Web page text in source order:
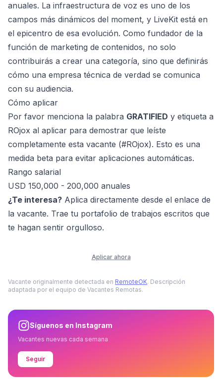
anuales. La infraestructura de voz es uno de los
campos más dinámicos del moment, y LiveKit está en
el epicentro de esa evolución. Como fundador de la
función de marketing de contenidos, no solo
contribuirás a crear una categoría, sino que definirás
cómo una empresa técnica de verdad se comunica
con su audiencia.
Cómo aplicar
Por favor menciona la palabra GRATIFIED y etiqueta a
ROjox al aplicar para demostrar que leíste
completamente esta vacante (#ROjox). Esto es una
medida beta para evitar aplicaciones automáticas.
Rango salarial
USD 150,000 - 200,000 anuales
¿Te interesa? Aplica directamente desde el enlace de
la vacante. Trae tu portafolio de trabajos escritos que
te hagan sentir orgulloso.
Aplicar ahora
Vacante originalmente detectada en RemoteOK. Descripción
adaptada por el equipo de Vacantes Remotas.
Síguenos en Instagram
Vacantes nuevas cada semana
Seguir